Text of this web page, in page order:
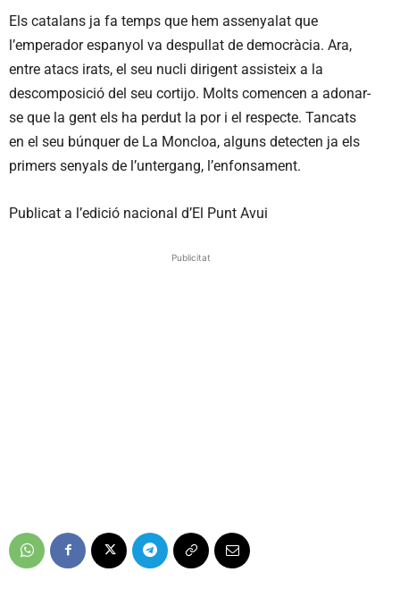
Els catalans ja fa temps que hem assenyalat que
l’emperador espanyol va despullat de democràcia. Ara,
entre atacs irats, el seu nucli dirigent assisteix a la
descomposició del seu cortijo. Molts comencen a adonar-
se que la gent els ha perdut la por i el respecte. Tancats
en el seu búnquer de La Moncloa, alguns detecten ja els
primers senyals de l’untergang, l’enfonsament.
Publicat a l’edició nacional d’El Punt Avui
Publicitat